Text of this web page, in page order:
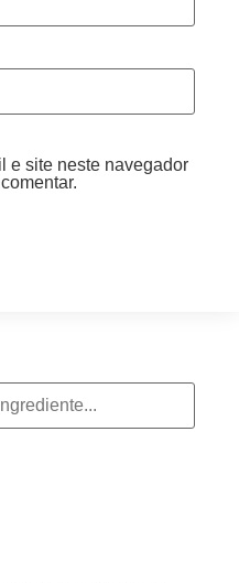
e site neste navegador